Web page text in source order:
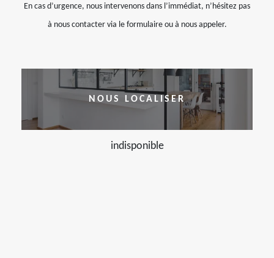
En cas d’urgence, nous intervenons dans l’immédiat, n’hésitez pas
à nous contacter via le formulaire ou à nous appeler.
NOUS LOCALISER
indisponible